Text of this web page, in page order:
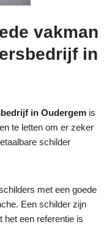
vakman
in
in Oudergem is
te letten om er zeker
schilder
met een goede
Een schilder zijn
het een referentie is